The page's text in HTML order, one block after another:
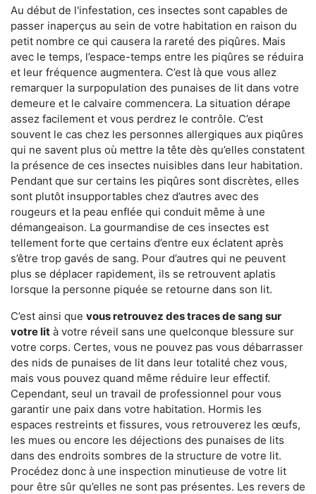
Au début de l'infestation, ces insectes sont capables de
passer inaperçus au sein de votre habitation en raison du
petit nombre ce qui causera la rareté des piqûres. Mais
avec le temps, l’espace-temps entre les piqûres se réduira
et leur fréquence augmentera. C’est là que vous allez
remarquer la surpopulation des punaises de lit dans votre
demeure et le calvaire commencera. La situation dérape
assez facilement et vous perdrez le contrôle. C’est
souvent le cas chez les personnes allergiques aux piqûres
qui ne savent plus où mettre la tête dès qu’elles constatent
la présence de ces insectes nuisibles dans leur habitation.
Pendant que sur certains les piqûres sont discrètes, elles
sont plutôt insupportables chez d’autres avec des
rougeurs et la peau enflée qui conduit même à une
démangeaison. La gourmandise de ces insectes est
tellement forte que certains d’entre eux éclatent après
s’être trop gavés de sang. Pour d’autres qui ne peuvent
plus se déplacer rapidement, ils se retrouvent aplatis
lorsque la personne piquée se retourne dans son lit.
C’est ainsi que vous retrouvez des traces de sang sur
votre lit à votre réveil sans une quelconque blessure sur
votre corps. Certes, vous ne pouvez pas vous débarrasser
des nids de punaises de lit dans leur totalité chez vous,
mais vous pouvez quand même réduire leur effectif.
Cependant, seul un travail de professionnel pour vous
garantir une paix dans votre habitation. Hormis les
espaces restreints et fissures, vous retrouverez les œufs,
les mues ou encore les déjections des punaises de lits
dans des endroits sombres de la structure de votre lit.
Procédez donc à une inspection minutieuse de votre lit
pour être sûr qu’elles ne sont pas présentes. Les revers de